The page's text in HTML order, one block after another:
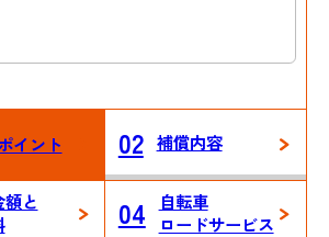
イント 02 補償内容
と
04
自転車
ロードサービス